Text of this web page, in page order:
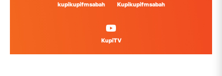
kupikupifmsabah Kupikupifmsabah
KupiTV